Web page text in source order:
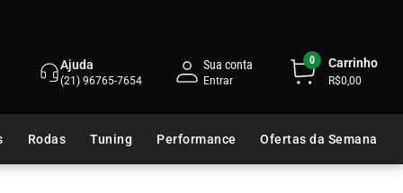
Ajuda
(21) 96765-7654
Sua conta 0 Carrinho
R$0,00
Rodas Tuning Performance Ofertas da Semana